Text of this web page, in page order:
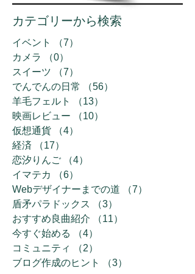
カテゴリーから検索
イベント （7）
カメラ
（0）
スイーツ
（7）
でんでんの日常
（56）
羊毛フェルト
（13）
映画レビュー
（10）
仮想通貨
（4）
経済
（17）
恋汐りんご
（4）
イマテカ
（6）
Webデザイナーまでの道
（7）
盾矛パラドックス
（3）
おすすめ良曲紹介
（11）
今すぐ始める
（4）
コミュニティ
（2）
ブログ作成のヒント
（3）